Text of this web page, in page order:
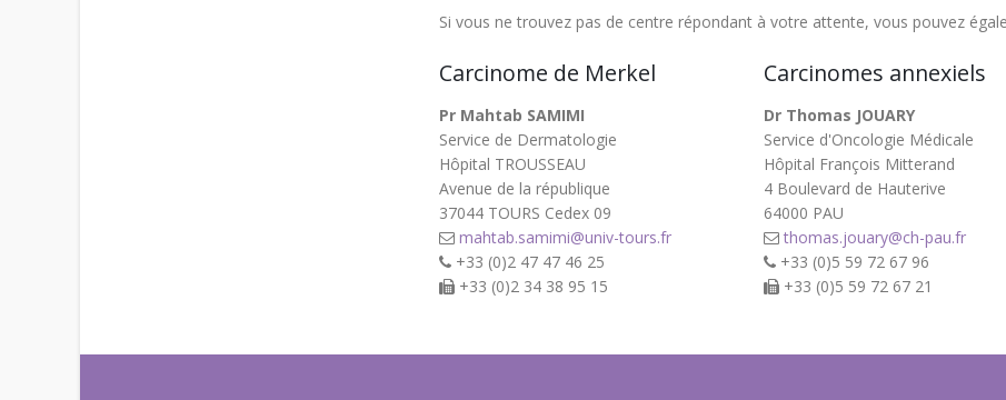
Si vous ne trouvez pas de centre répondant à votre attente, vous pouvez
Carcinome de Merkel
Pr Mahtab SAMIMI
Service de Dermatologie
Hôpital TROUSSEAU
Avenue de la république
37044 TOURS Cedex 09
mahtab.samimi@univ-tours.fr
+33 (0)2 47 47 46 25
+33 (0)2 34 38 95 15
Carcinomes annexiels
Dr Thomas JOUARY
Service d'Oncologie Médicale
Hôpital François Mitterand
4 Boulevard de Hauterive
64000 PAU
thomas.jouary@ch-pau.fr
+33 (0)5 59 72 67 96
+33 (0)5 59 72 67 21